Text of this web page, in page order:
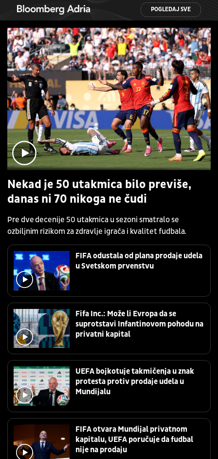
POGLEDAJ SVE
Nekad je 50 utakmica bilo previše,
danas ni 70 nikoga ne čudi
Pre dve decenije 50 utakmica u sezoni smatralo se
ozbiljnim rizikom za zdravlje igrača i kvalitet fudbala.
FIFA odustala od plana prodaje udela
u Svetskom prvenstvu
Fifa Inc.: Može li Evropa da se
suprotstavi Infantinovom pohodu na
privatni kapital
UEFA bojkotuje takmičenja u znak
protesta protiv prodaje udela u
Mundijalu
FIFA otvara Mundijal privatnom
kapitalu, UEFA poručuje da fudbal
nije na prodaju